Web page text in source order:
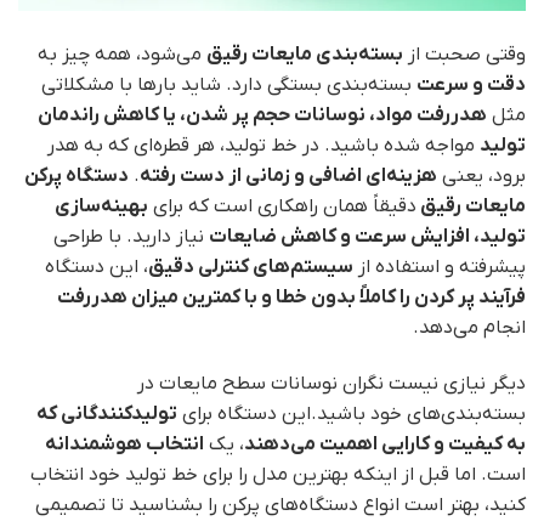
وقتی صحبت از بسته‌بندی مایعات رقیق می‌شود، همه چیز به
دقت و سرعت بسته‌بندی بستگی دارد. شاید بارها با مشکلاتی
مثل هدررفت مواد، نوسانات حجم پر شدن، یا کاهش راندمان
تولید مواجه شده باشید. در خط تولید، هر قطره‌ای که به هدر
برود، یعنی هزینه‌ای اضافی و زمانی از دست رفته. دستگاه پرکن
مایعات رقیق دقیقاً همان راهکاری است که برای بهینه‌سازی
تولید، افزایش سرعت و کاهش ضایعات نیاز دارید. با طراحی
پیشرفته و استفاده از سیستم‌های کنترلی دقیق، این دستگاه
فرآیند پر کردن را کاملاً بدون خطا و با کمترین میزان هدررفت
انجام می‌دهد.
دیگر نیازی نیست نگران نوسانات سطح مایعات در
بسته‌بندی‌های خود باشید.این دستگاه برای تولیدکنندگانی که
به کیفیت و کارایی اهمیت می‌دهند، یک انتخاب هوشمندانه
است. اما قبل از اینکه بهترین مدل را برای خط تولید خود انتخاب
کنید، بهتر است انواع دستگاه‌های پرکن را بشناسید تا تصمیمی